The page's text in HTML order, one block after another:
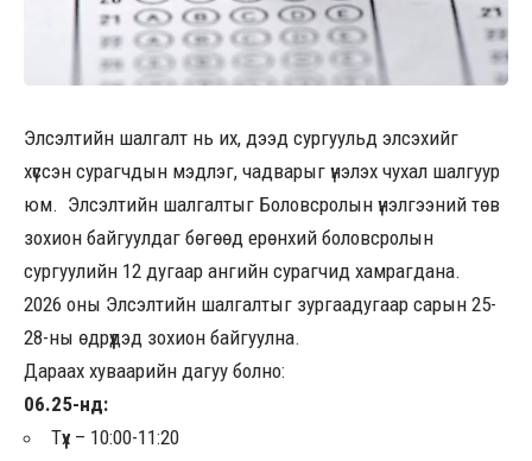
Элсэлтийн шалгалт нь их, дээд сургуульд элсэхийг
хүссэн сурагчдын мэдлэг, чадварыг үнэлэх чухал шалгуур
юм. Элсэлтийн шалгалтыг Боловсролын үнэлгээний төв
зохион байгуулдаг бөгөөд ерөнхий боловсролын
сургуулийн 12 дугаар ангийн сурагчид хамрагдана.
2026 оны Элсэлтийн шалгалтыг зургаадугаар сарын 25-
28-ны өдрүүдэд зохион байгуулна.
Дараах хуваарийн дагуу болно:
06.25-нд:
Түүх – 10:00-11:20